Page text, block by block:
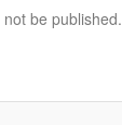
be published.